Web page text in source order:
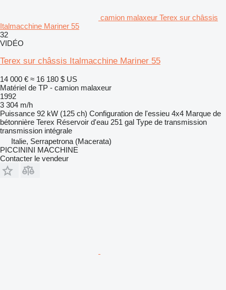
camion malaxeur Terex sur châssis
Italmacchine Mariner 55
32
VIDÉO
Terex sur châssis Italmacchine Mariner 55
14 000 € ≈ 16 180 $ US
Matériel de TP - camion malaxeur
1992
3 304 m/h
Puissance 92 kW (125 ch) Configuration de l'essieu 4x4 Marque de
bétonnière Terex Réservoir d'eau 251 gal Type de transmission
transmission intégrale
Italie, Serrapetrona (Macerata)
PICCININI MACCHINE
Contacter le vendeur